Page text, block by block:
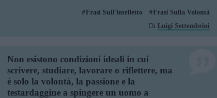
Frasi Sull'intelletto
Frasi Sulla Volontà
Di Luigi Settembrini
Non esistono condizioni ideali in cui
scrivere, studiare, lavorare o riflettere, ma
è solo la volontà, la passione e la
testardaggine a spingere un uomo a